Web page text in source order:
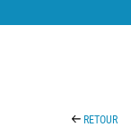
RETOUR